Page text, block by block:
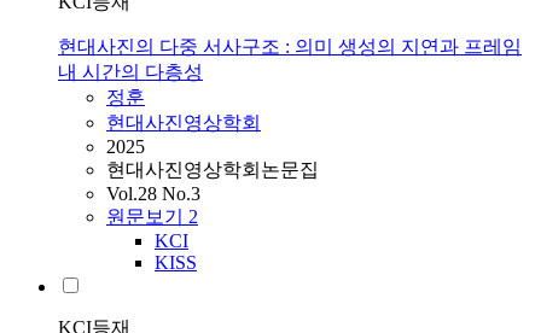
현대사진의 다중 서사구조 : 의미 생성의 지연과 프레임
내 시간의 다층성
정훈
현대사진영상학회
2025
현대사진영상학회논문집
Vol.28 No.3
원문보기 2
KCI
KISS
KCI등재